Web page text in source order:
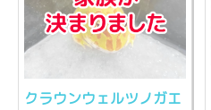
クラウンウェルツノガエ